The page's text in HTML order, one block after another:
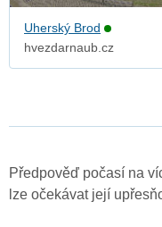
Uherský Brod
hvezdarnaub.cz
Předpověď počasí na
lze očekávat její